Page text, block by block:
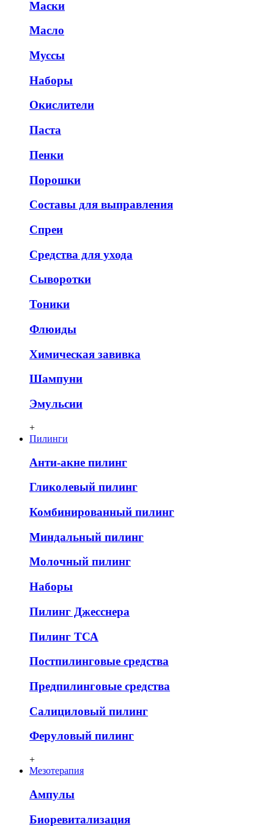
Маски
Масло
Муссы
Наборы
Окислители
Паста
Пенки
Порошки
Составы для выправления
Спреи
Средства для ухода
Сыворотки
Тоники
Флюиды
Химическая завивка
Шампуни
Эмульсии
+
Пилинги
Анти-акне пилинг
Гликолевый пилинг
Комбинированный пилинг
Миндальный пилинг
Молочный пилинг
Наборы
Пилинг Джесснера
Пилинг ТСА
Постпилинговые средства
Предпилинговые средства
Салициловый пилинг
Феруловый пилинг
+
Мезотерапия
Ампулы
Биоревитализация